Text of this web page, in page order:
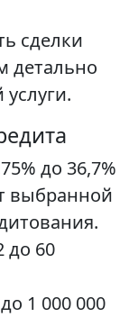
сделки
детально
до 36,7%
выбранной
до 60
1 000 000